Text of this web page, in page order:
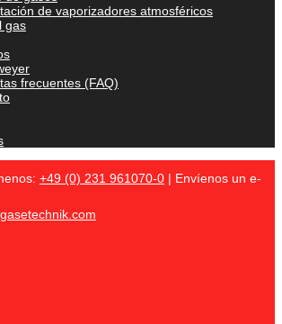
de vaporizadores atmosféricos
gas
frecuentes (FAQ)
+49 (0) 231 961070-0 | Envíenos un e-